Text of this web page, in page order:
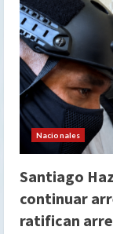
Nacionales
Santiago
continuar
ratifican